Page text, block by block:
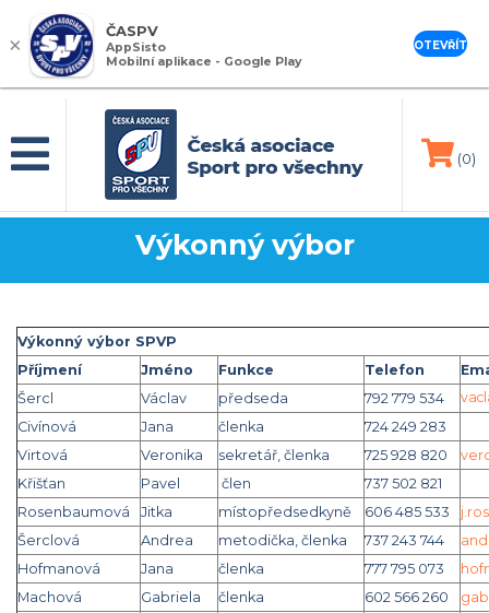
(0)
Výkonný výbor
Výkonný výbor SPVP
Příjmení
Jméno Funkce Telefon
Šercl
Václav předseda 792 779 534
Civínová
Jana členka
724 249 283
Virtová
Veronika sekretář, členka 725 928 820 v
Křišťan
Pavel člen
737 502 821
Rosenbaumová
Jitka místopředsedkyně 606 485 533 j
Šerclová
Andrea metodička, členka 737 243 744 a
Hofmanová
Jana členka 777 795 073 h
Machová
Gabriela členka 602 566 260
×
ČASPV
AppSisto
Mobilní aplikace - Google Play
OTEVŘÍT